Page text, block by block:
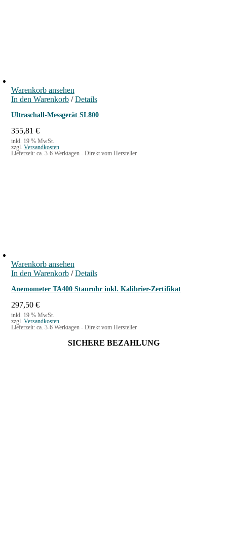
Warenkorb ansehen
In den Warenkorb / Details
Ultraschall-Messgerät SL800
355,81 €
inkl. 19 % MwSt.
zzgl. Versandkosten
Lieferzeit: ca. 3-6 Werktagen - Direkt vom Hersteller
Warenkorb ansehen
In den Warenkorb / Details
Anemometer TA400 Staurohr inkl. Kalibrier-Zertifikat
297,50 €
inkl. 19 % MwSt.
zzgl. Versandkosten
Lieferzeit: ca. 3-6 Werktagen - Direkt vom Hersteller
SICHERE BEZAHLUNG